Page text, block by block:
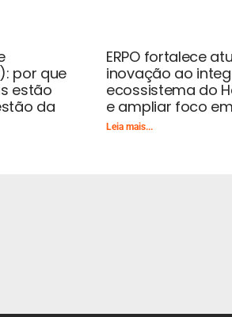
por que
estão
da
ERPO fortalece
inovação ao
ecossistema do
e ampliar foco
Leia mais...